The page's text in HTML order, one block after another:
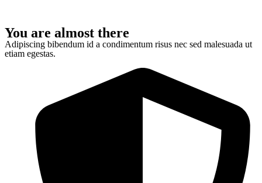
You are almost there
Adipiscing bibendum id a condimentum risus nec sed malesuada ut
etiam egestas.